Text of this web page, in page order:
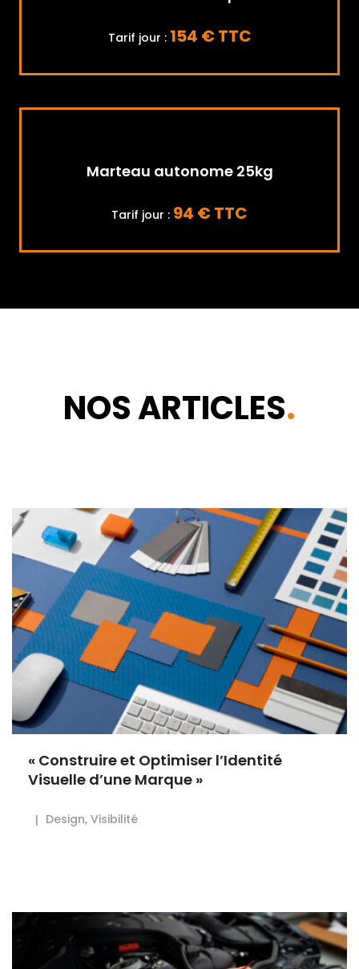
Tarif jour : 154 € TTC
Marteau autonome 25kg
Tarif jour : 94 € TTC
NOS ARTICLES.
« Construire et Optimiser l’Identité
Visuelle d’une Marque »
Design, Visibilité